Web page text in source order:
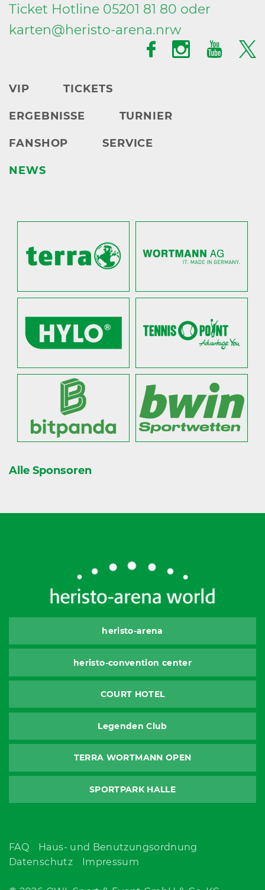
Ticket Hotline 05201 81 80 oder
karten@heristo-arena.nrw
VIP TICKETS
ERGEBNISSE TURNIER
FANSHOP SERVICE
NEWS
Alle Sponsoren
heristo-arena
heristo-convention center
COURT HOTEL
Legenden Club
TERRA WORTMANN OPEN
SPORTPARK HALLE
FAQ
Haus- und Benutzungsordnung
Datenschutz
Impressum